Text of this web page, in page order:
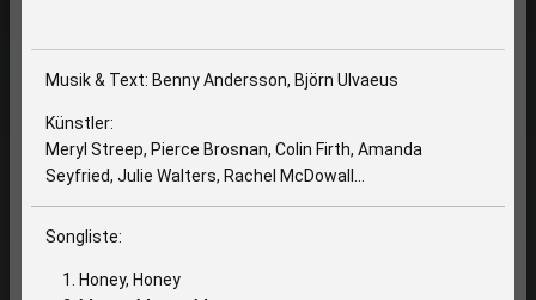
Musik & Text: Benny Andersson, Björn Ulvaeus
Künstler:
Meryl Streep, Pierce Brosnan, Colin Firth, Amanda
Seyfried, Julie Walters, Rachel McDowall...
Songliste:
Honey, Honey